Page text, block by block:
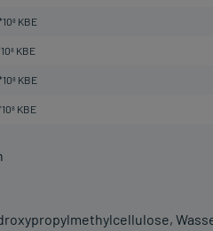
8 KBE
8 KBE
8 KBE
8 KBE